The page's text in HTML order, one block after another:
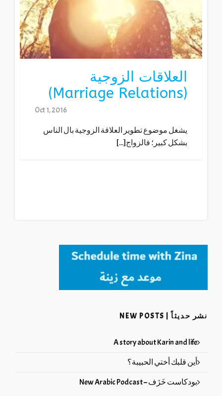
العلاقات الزوجية
(Marriage Relations)
Oct 1, 2016
يشغل موضوع تطوير العلاقة الزوجية بال الناس
بشكل كبير؛ فالزواج[...]
نشر حديثاً | NEW POSTS
A story about Karin and life
أين قلبك أختي الحبيبة؟
بودكاست خَزَف – New Arabic Podcast